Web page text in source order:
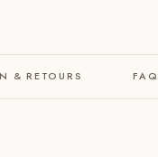
& RETOURS FAQ